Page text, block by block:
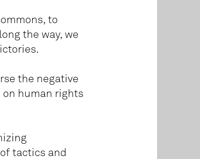
to
the way, we
the negative
on human rights
tactics and